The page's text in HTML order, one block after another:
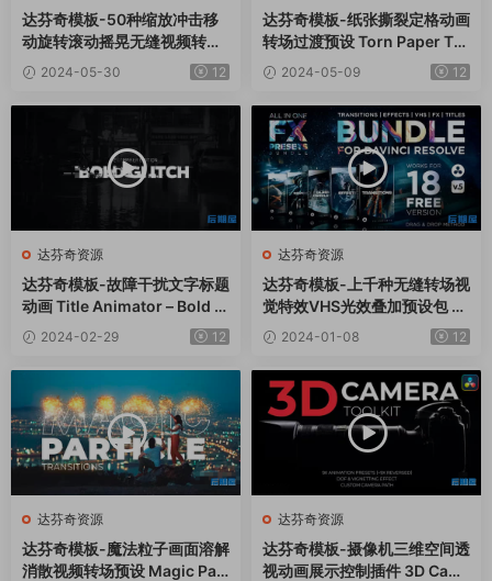
达芬奇模板-50种缩放冲击移
动旋转滚动摇晃无缝视频转场
预设 Seamless Transitions
Pack
2024-05-30 12
达芬奇模板-纸张撕裂定格动画
转场过渡预设 Torn Paper Tra
nsitions
2024-05-09 12
达芬奇资源
达芬奇模板-故障干扰文字标题
动画 Title Animator – Bold G
litch2024-02-29 12
达芬奇资源
达芬奇模板-上千种无缝转场视
觉特效VHS光效叠加预设包 Da
Vinci Resolve FX Presets V
5
2024-01-08 12
达芬奇资源
达芬奇模板-魔法粒子画面溶解
消散视频转场预设 Magic Part
达芬奇资源
达芬奇模板-摄像机三维空间透
视动画展示控制插件 3D Cam